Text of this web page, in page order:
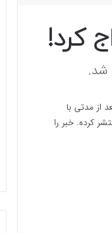
کرد!
از مدتی با
اطلاعات ۸ اسفند ۱۳۴۲ این خبر را منتشر کرده. خبر را